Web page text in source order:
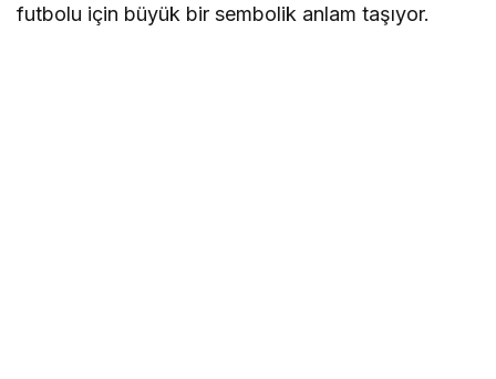
futbolu için büyük bir sembolik anlam taşıyor.